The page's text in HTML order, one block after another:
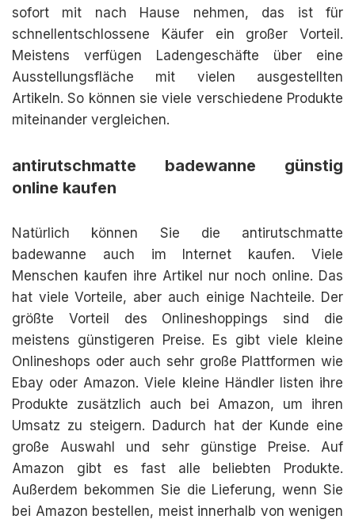
sofort mit nach Hause nehmen, das ist für
schnellentschlossene Käufer ein großer Vorteil.
Meistens verfügen Ladengeschäfte über eine
Ausstellungsfläche mit vielen ausgestellten
Artikeln. So können sie viele verschiedene Produkte
miteinander vergleichen.
antirutschmatte badewanne günstig
online kaufen
Natürlich können Sie die antirutschmatte
badewanne auch im Internet kaufen. Viele
Menschen kaufen ihre Artikel nur noch online. Das
hat viele Vorteile, aber auch einige Nachteile. Der
größte Vorteil des Onlineshoppings sind die
meistens günstigeren Preise. Es gibt viele kleine
Onlineshops oder auch sehr große Plattformen wie
Ebay oder Amazon. Viele kleine Händler listen ihre
Produkte zusätzlich auch bei Amazon, um ihren
Umsatz zu steigern. Dadurch hat der Kunde eine
große Auswahl und sehr günstige Preise. Auf
Amazon gibt es fast alle beliebten Produkte.
Außerdem bekommen Sie die Lieferung, wenn Sie
bei Amazon bestellen, meist innerhalb von wenigen